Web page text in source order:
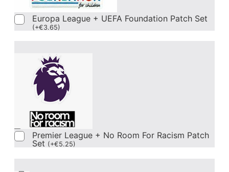
Europa League + UEFA Foundation Patch Set
(+€3.65)
Premier League + No Room For Racism Patch
Set (+€5.25)